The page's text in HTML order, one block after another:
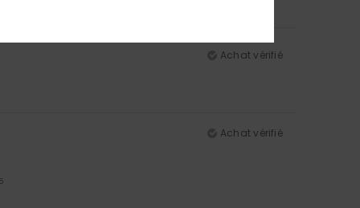
Achat vérifié
Achat vérifié